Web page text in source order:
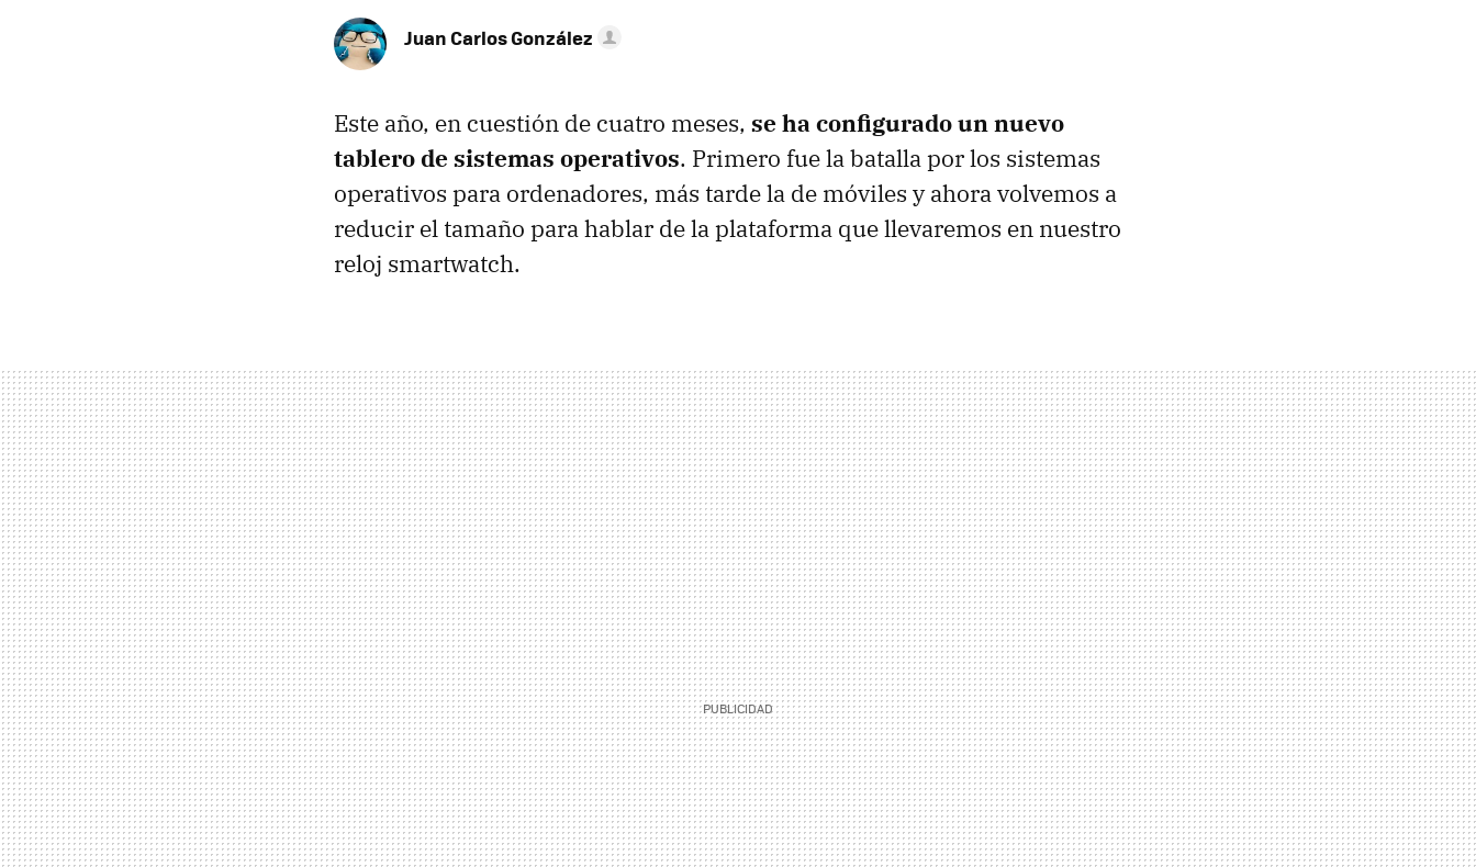
Juan Carlos González
Este año, en cuestión de cuatro meses, se ha configurado un nuevo
tablero de sistemas operativos. Primero fue la batalla por los sistemas
operativos para ordenadores, más tarde la de móviles y ahora volvemos a
reducir el tamaño para hablar de la plataforma que llevaremos en nuestro
reloj smartwatch.